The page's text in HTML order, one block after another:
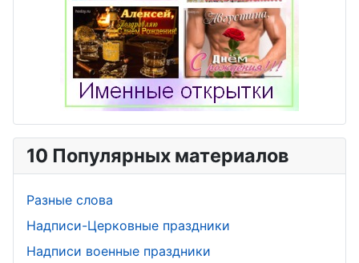
10 Популярных материалов
Разные слова
Надписи-Церковные праздники
Надписи военные праздники